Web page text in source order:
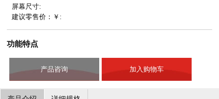
屏幕尺寸:
建议零售价：￥:
功能特点
产品咨询 加入购物车